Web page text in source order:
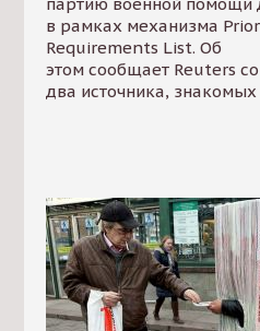
в рамках механизма
Requirements List. Об
этом сообщает Reuters
два источника, знакомых